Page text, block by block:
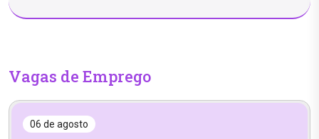
Vagas de Emprego
06 de agosto